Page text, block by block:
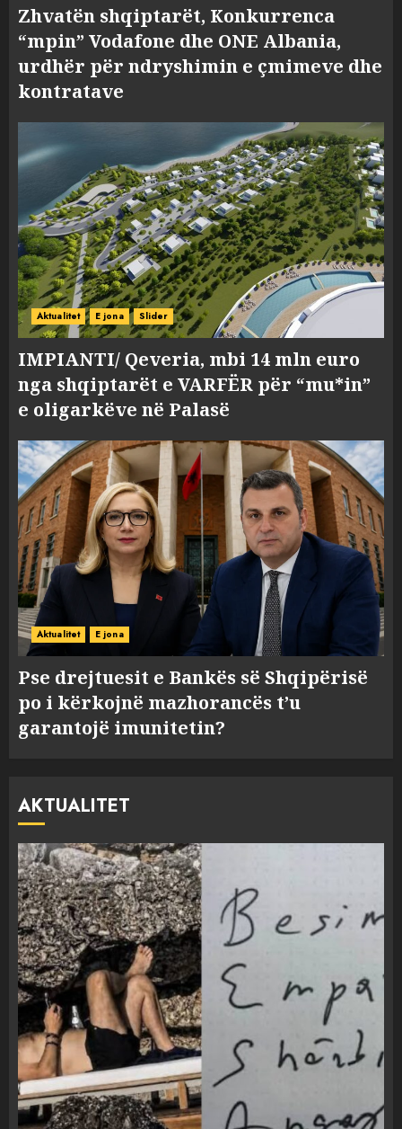
Zhvatën shqiptarët, Konkurrenca
“mpin” Vodafone dhe ONE Albania,
urdhër për ndryshimin e çmimeve dhe
kontratave
Aktualitet E jona Slider
IMPIANTI/ Qeveria, mbi 14 mln euro
nga shqiptarët e VARFËR për “mu*in”
e oligarkëve në Palasë
Aktualitet E jona
Pse drejtuesit e Bankës së Shqipërisë
po i kërkojnë mazhorancës t’u
garantojë imunitetin?
AKTUALITET